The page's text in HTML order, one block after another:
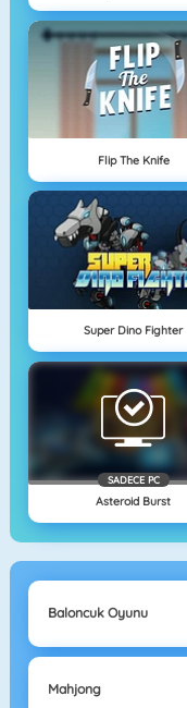
Flip The Knife
Super Dino Fighter
SADECE PC
Asteroid Burst
Baloncuk Oyunu
Mahjong